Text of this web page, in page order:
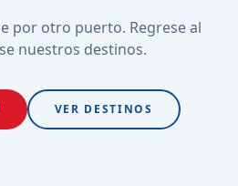
por otro puerto. Regrese al
nuestros destinos.
VER DESTINOS